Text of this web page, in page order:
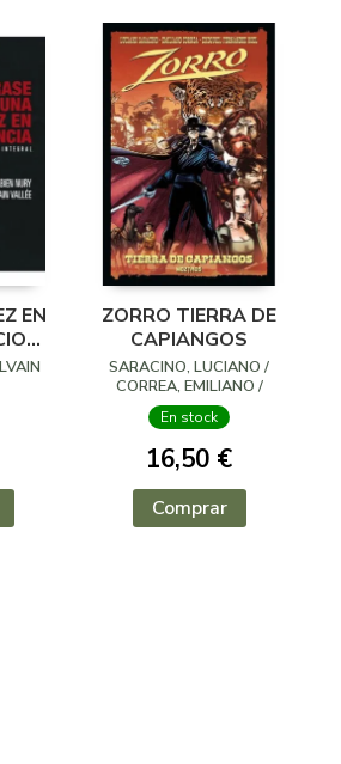
EN
ZORRO TIERRA DE
CAPIANGOS
SARACINO, LUCIANO /
CORREA, EMILIANO /
EXEQUIEL, FERNANDEZ
ROEL
En stock
16,50 €
Comprar